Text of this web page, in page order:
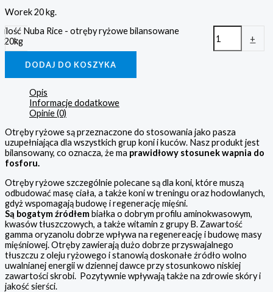
Worek 20 kg.
-
ilość Nuba Rice - otręby ryżowe bilansowane
20kg
+
DODAJ DO KOSZYKA
Opis
Informacje dodatkowe
Opinie (0)
Otręby ryżowe są przeznaczone do stosowania jako pasza
uzupełniająca dla wszystkich grup koni i kuców. Nasz produkt jest
bilansowany, co oznacza, że ma prawidłowy stosunek wapnia do
fosforu.
Otręby ryżowe szczególnie polecane są dla koni, które muszą
odbudować masę ciała, a także koni w treningu oraz hodowlanych,
gdyż wspomagają budowę i regenerację mięśni.
Są bogatym źródłembiałka o dobrym profilu aminokwasowym,
kwasów tłuszczowych, a także witamin z grupy B. Zawartość
gamma oryzanolu dobrze wpływa na regenereację i budowę masy
mięśniowej. Otręby zawierają dużo dobrze przyswajalnego
tłuszczu z oleju ryżowego i stanowią doskonałe źródło wolno
uwalnianej energii w dziennej dawce przy stosunkowo niskiej
zawartości skrobi. Pozytywnie wpływają także na zdrowie skóry i
jakość sierści.